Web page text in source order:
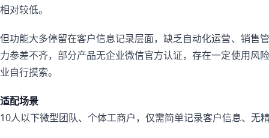
相对较低。
但功能大多停留在客户信息记录层面，缺乏自动化运营、销售
力参差不齐，部分产品无企业微信官方认证，存在一定使用风
业自行摸索。
适配场景
10人以下微型团队、个体工商户，仅需简单记录客户信息、无